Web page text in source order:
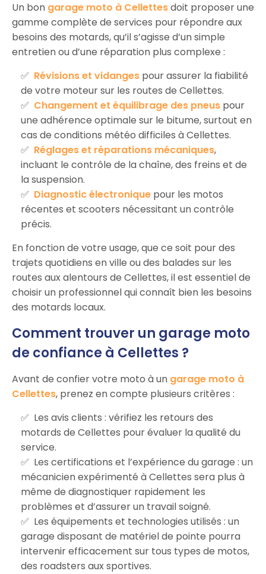
Un bon garage moto à Cellettesdoit proposer une
gamme complète de services pour répondre aux
besoins des motards, qu’il s’agisse d’un simple
entretien ou d’une réparation plus complexe :
Révisions et vidanges pour assurer la fiabilité
de votre moteur sur les routes de Cellettes.
Changement et équilibrage des pneus pour
une adhérence optimale sur le bitume, surtout en
cas de conditions météo difficiles à Cellettes.
Réglages et réparations mécaniques,
incluant le contrôle de la chaîne, des freins et de
la suspension.
Diagnostic électronique pour les motos
récentes et scooters nécessitant un contrôle
précis.
En fonction de votre usage, que ce soit pour des
trajets quotidiens en ville ou des balades sur les
routes aux alentours de Cellettes, il est essentiel de
choisir un professionnel qui connaît bien les besoins
des motards locaux.
Comment trouver un garage moto
de confiance à Cellettes ?
Avant de confier votre moto à un garage moto à
Cellettes, prenez en compte plusieurs critères :
Les avis clients : vérifiez les retours des
motards de Cellettes pour évaluer la qualité du
service.
Les certifications et l’expérience du garage : un
mécanicien expérimenté à Cellettes sera plus à
même de diagnostiquer rapidement les
problèmes et d’assurer un travail soigné.
Les équipements et technologies utilisés : un
garage disposant de matériel de pointe pourra
intervenir efficacement sur tous types de motos,
des roadsters aux sportives.